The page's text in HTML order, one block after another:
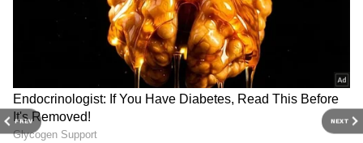
PREV NEXT
படைப்பு, ஆற்றல் மற்றும் பிரக்ஞையின்
சின்னம். இந்த இரண்டும் கனவில்
ஒன்றாகத் தோன்றும்போது, அது ஒரு
நபரின் ஆன்மீக வாழ்க்கை அல்லது
மனநிலையின் அறிகுறியாக இருக்கலாம்
என்று கனவு சாஸ்திரங்கள் கூறுகின்றன.